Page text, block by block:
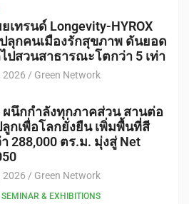
เทรนด์ Longevity-HYROX
ลุกคนเมืองรักสุขภาพ ดันยอด
ไปสวนสาธารณะโตกว่า 5 เท่า
2026 Green Network
นึกกำลังทุกภาคส่วน สานต่อ
ลูกเพื่อโลกยั่งยืน เพิ่มพื้นที่สี
288,000 ตร.ม. มุ่งสู่ Net
2026 Green Network
SEMINAR & EXHIBITIONS